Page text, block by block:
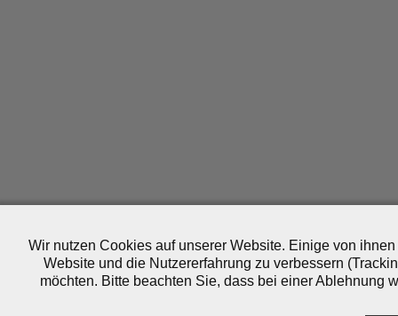
Wir nutzen Cookies auf unserer Website. Einige von
Website und die Nutzererfahrung zu verbessern
möchten. Bitte beachten Sie, dass bei einer Ablehnung